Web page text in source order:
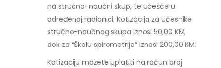
na stručno-naučni skup, te učešće u
određenoj radionici. Kotizacija za učesnike
stručno-naučnog skupa iznosi 50,00 KM,
dok za “Školu spirometrije” iznosi 200,00 KM.
Kotizaciju možete uplatiti na račun broj